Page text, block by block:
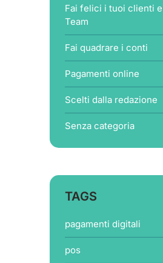
Fai felici i tuoi clienti
Team
Fai quadrare i conti
Pagamenti online
Scelti dalla redazione
Senza categoria
TAGS
pagamenti digitali
pos